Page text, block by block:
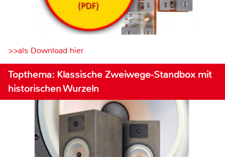
>>als Download hier
Topthema: Klassische Zweiwege-Standbox mit
historischen Wurzeln